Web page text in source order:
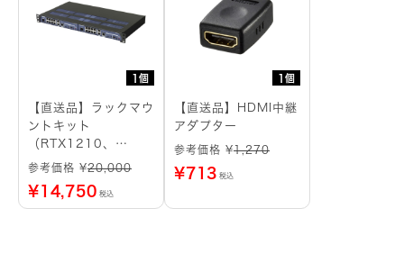
1個
【直送品】ラックマウ
ントキット
（RTX1210、
RTX1220用）
参考価格 ¥20,000
¥14,750 税込
1個
【直送品】HDMI中継
アダプター
参考価格 ¥1,270
¥713 税込